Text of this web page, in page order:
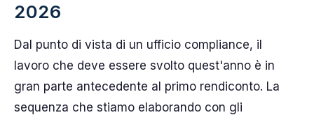
2026
Dal punto di vista di un ufficio compliance, il
lavoro che deve essere svolto quest'anno è in
gran parte antecedente al primo rendiconto. La
sequenza che stiamo elaborando con gli